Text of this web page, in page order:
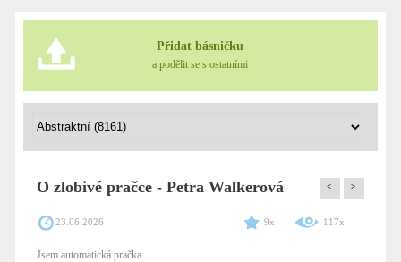
Přidat básničku
a podělit se s ostatními
O zlobivé pračce - Petra Walkerová < >
23.06.2026 9x 117x
Jsem automatická pračka